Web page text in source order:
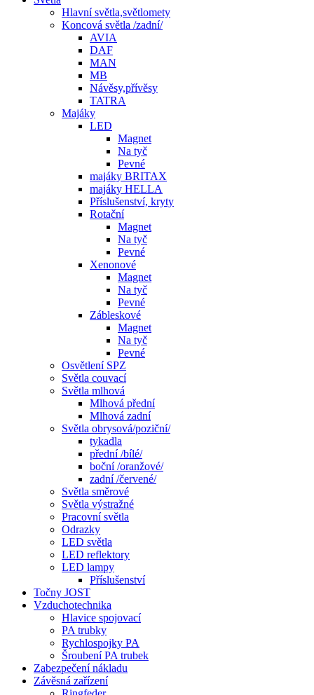
Hlavní světla,světlomety
Koncová světla /zadní/
AVIA
DAF
MAN
MB
Návěsy,přívěsy
TATRA
Majáky
LED
Magnet
Na tyč
Pevné
majáky BRITAX
majáky HELLA
Příslušenství, kryty
Rotační
Magnet
Na tyč
Pevné
Xenonové
Magnet
Na tyč
Pevné
Zábleskové
Magnet
Na tyč
Pevné
Osvětlení SPZ
Světla couvací
Světla mlhová
Mlhová přední
Mlhová zadní
Světla obrysová/poziční/
tykadla
přední /bílé/
boční /oranžové/
zadní /červené/
Světla směrové
Světla výstražné
Pracovní světla
Odrazky
LED světla
LED reflektory
LED lampy
Příslušenství
Točny JOST
Vzduchotechnika
Hlavice spojovací
PA trubky
Rychlospojky PA
Šroubení PA trubek
Zabezpečení nákladu
Závěsná zařízení